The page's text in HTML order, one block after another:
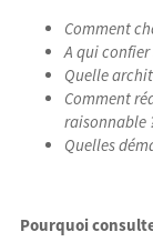
Comment
A qui
Quelle
Comment
raisonnable
Quelles
Pourquoi